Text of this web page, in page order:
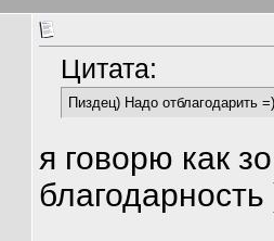
Цитата:
Пиздец) Надо отблагодарить =)
я говорю как
благодарность